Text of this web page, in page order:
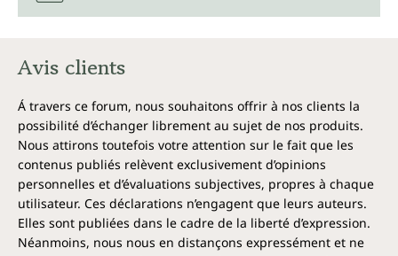
Avis clients
Á travers ce forum, nous souhaitons offrir à nos clients la
possibilité d’échanger librement au sujet de nos produits.
Nous attirons toutefois votre attention sur le fait que les
contenus publiés relèvent exclusivement d’opinions
personnelles et d’évaluations subjectives, propres à chaque
utilisateur. Ces déclarations n’engagent que leurs auteurs.
Elles sont publiées dans le cadre de la liberté d’expression.
Néanmoins, nous nous en distançons expressément et ne